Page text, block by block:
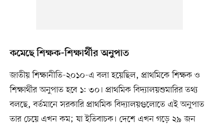
কমেছে শিক্ষক-শিক্ষার্থীর অনুপাত
জাতীয় শিক্ষানীতি-২০১০-এ বলা হয়েছিল, প্রাথমিকে শিক্ষক ও
শিক্ষার্থীর অনুপাত হবে ১: ৩০। প্রাথমিক বিদ্যালয়শুমারির তথ্য
বলছে, বর্তমানে সরকারি প্রাথমিক বিদ্যালয়গুলোতে এই অনুপাত
তার চেয়ে এখন কম; যা ইতিবাচক। দেশে এখন গড়ে ২৯ জন